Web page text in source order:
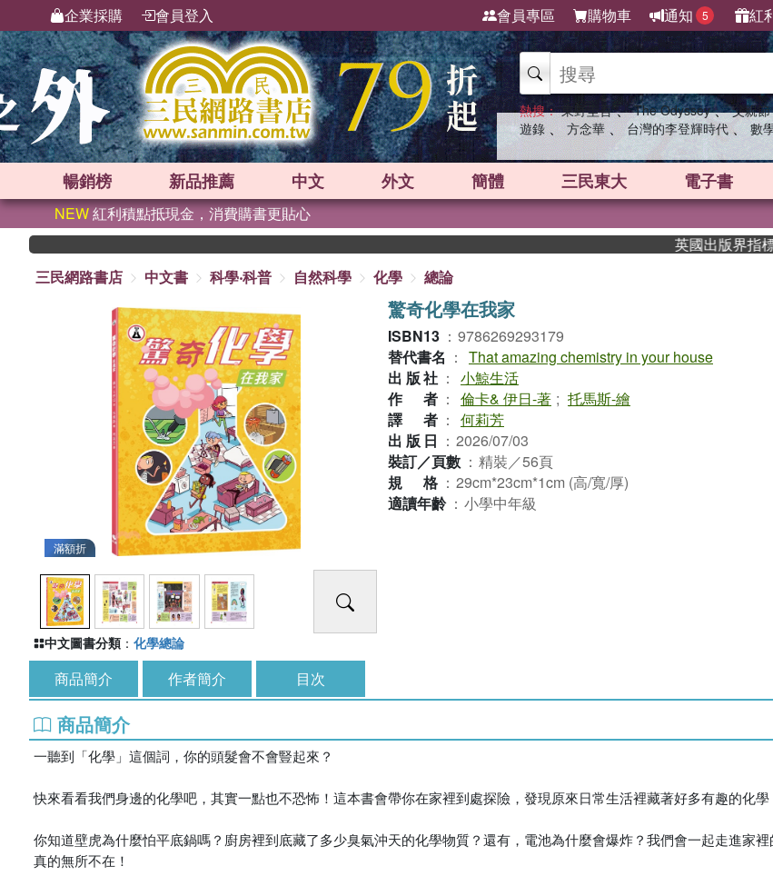
企業採購 會員登入 會員專區 購物車 通知 5 紅
熱搜： 東野圭吾 、 The Odyssey 、 父親節
遊錄 、 方念華 、 台灣的李登輝時代 、 數
暢銷榜 新品推薦 中文 外文 簡體 三民東大 電子書
NEW紅利積點抵現金，消費購書更貼心
英國出版界指標大
三民網路書店
中文書 科學‧科普 自然科學 化學 總論
滿額折
驚奇化學在我家
ISBN13 ： 9786269293179
替代書名 ： That amazing chemistry in your house
出版社 ： 小鯨生活
作者 ： 倫卡& 伊日-著 ; 托馬斯-繪
譯者 ： 何莉芳
出版日 ： 2026/07/03
裝訂／頁數 ： 精裝／56頁
規格 ： 29cm*23cm*1cm (高/寬/厚)
適讀年齡 ： 小學中年級
中文圖書分類 ： 化學總論
商品簡介 作者簡介 目次
商品簡介
一聽到「化學」這個詞，你的頭髮會不會豎起來？
快來看看我們身邊的化學吧，其實一點也不恐怖！這本書會帶你在家裡到處探險，發現原來日常生活裡藏著好多有趣的化學
你知道壁虎為什麼怕平底鍋嗎？廚房裡到底藏了多少臭氣沖天的化學物質？還有，電池為什麼會爆炸？我們會一起走進家
真的無所不在！